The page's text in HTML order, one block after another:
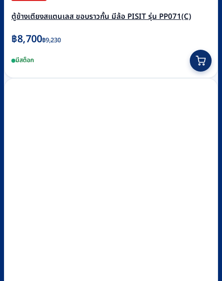
ตู้ข้างเตียงสแตนเลส ขอบราวกั้น มีล้อ PISIT รุ่น PP071(C)
฿9,230
Original
was:
฿9,230.
฿8,700
Current
is:
฿8,700.
มีสต็อก